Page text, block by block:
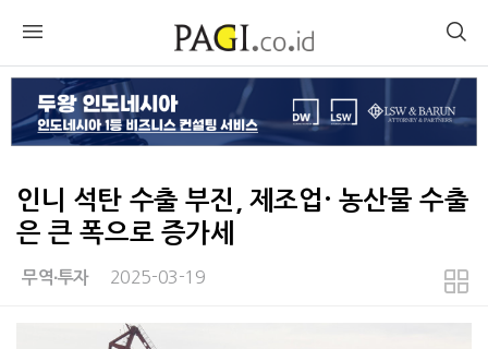
인니 석탄 수출 부진, 제조업· 농산물 수출
은 큰 폭으로 증가세
무역∙투자 2025-03-19